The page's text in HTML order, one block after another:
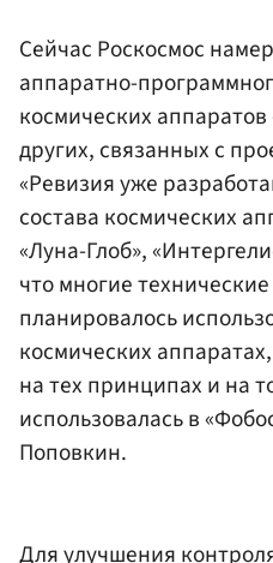
Сейчас Роскосмос
аппаратно-
космических
других, связанных с
«Ревизия уже
состава космических
«Луна-Глоб»,
что многие
планировалось
космических
на тех принципах и на
использовалась в
Поповкин.
Для улучшения